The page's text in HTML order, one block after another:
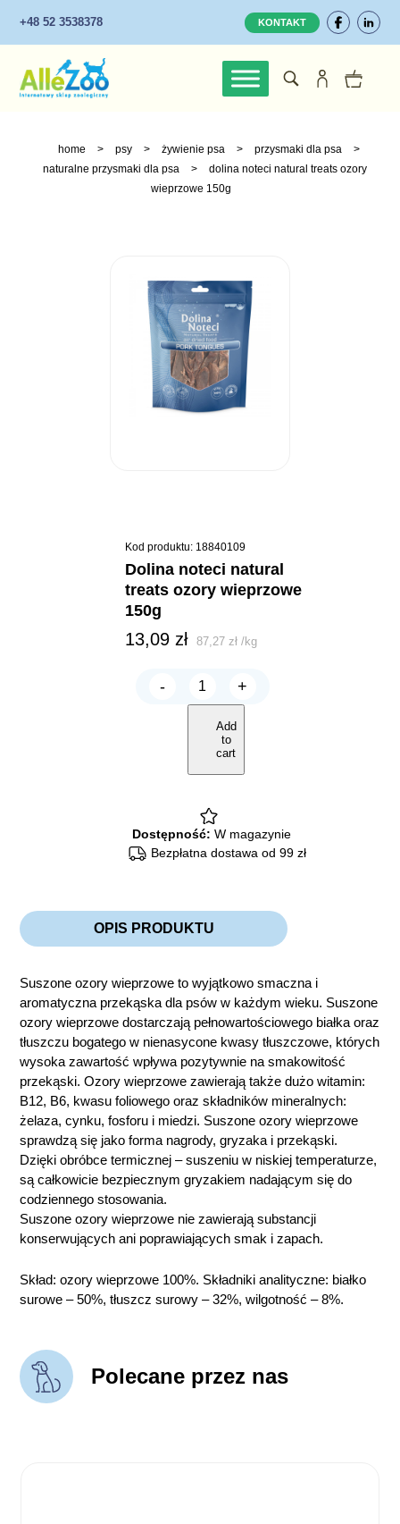
+48 52 3538378 KONTAKT
home > psy > żywienie psa > przysmaki dla psa
>
naturalne przysmaki dla psa
>
dolina noteci natural treats ozory
wieprzowe 150g
Kod produktu: 18840109
dolina noteci natural
treats ozory wieprzowe
150g
13,09 zł 87,27zł /kg
-
Dolina
Noteci
Natural
Treats
Ozory
Wieprzowe
150g
+
Add
to
cart
Dostępność: W magazynie
Bezpłatna dostawa od 99 zł
OPIS PRODUKTU
Suszone ozory wieprzowe to wyjątkowo smaczna i
aromatyczna przekąska dla psów w każdym wieku. Suszone
ozory wieprzowe dostarczają pełnowartościowego białka oraz
tłuszczu bogatego w nienasycone kwasy tłuszczowe, których
wysoka zawartość wpływa pozytywnie na smakowitość
przekąski. Ozory wieprzowe zawierają także dużo witamin:
B12, B6, kwasu foliowego oraz składników mineralnych:
żelaza, cynku, fosforu i miedzi. Suszone ozory wieprzowe
sprawdzą się jako forma nagrody, gryzaka i przekąski.
Dzięki obróbce termicznej – suszeniu w niskiej temperaturze,
są całkowicie bezpiecznym gryzakiem nadającym się do
codziennego stosowania.
Suszone ozory wieprzowe nie zawierają substancji
konserwujących ani poprawiających smak i zapach.
Skład: ozory wieprzowe 100%. Składniki analityczne: białko
surowe – 50%, tłuszcz surowy – 32%, wilgotność – 8%.
Polecane przez nas